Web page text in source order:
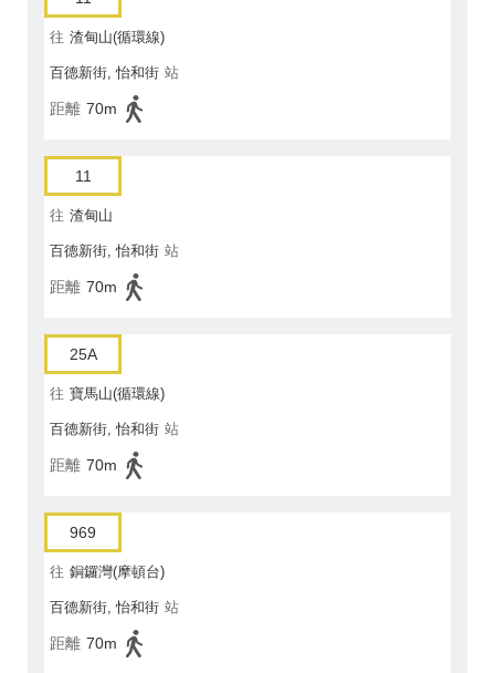
往 渣甸山(循環線)
百德新街, 怡和街 站
距離 70m
11
往 渣甸山
百德新街, 怡和街 站
距離 70m
25A
往 寶馬山(循環線)
百德新街, 怡和街 站
距離 70m
969
往 銅鑼灣(摩頓台)
百德新街, 怡和街 站
距離 70m